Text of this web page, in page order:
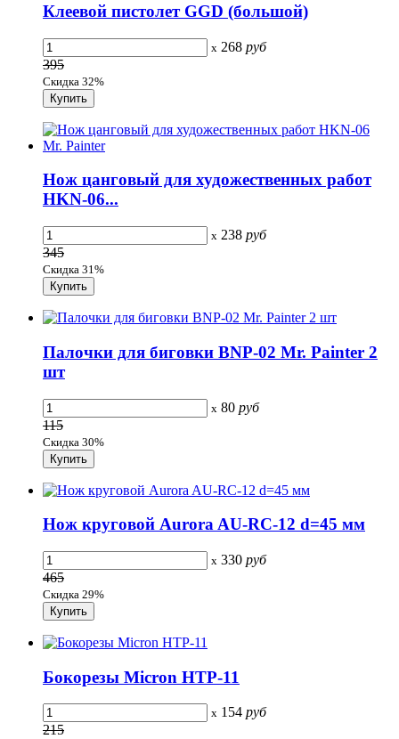
Клеевой пистолет GGD (большой)
x 268 руб
395
Скидка 32%
Нож цанговый для художественных работ
HKN-06...
x 238 руб
345
Скидка 31%
Палочки для биговки BNP-02 Mr. Painter 2
шт
x 80 руб
115
Скидка 30%
Нож круговой Aurora AU-RC-12 d=45 мм
x 330 руб
465
Скидка 29%
Бокорезы Micron HTP-11
x 154 руб
215